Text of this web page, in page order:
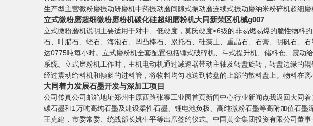
生产型主营微粉磨振动研磨机中药振动磨间隙式振动磨连续式振动磨纳米粉碎机超细磨
立式微粉磨超细微粉磨粉机碳化硅超细磨粉机大同新荣区机械g007
立式微粉磨机说明主要适用于对中、低硬度，莫氏硬度≤6级的非易燃易爆的脆性物料
石、叶腊石、蛭石、海泡石、凹凸棒石、累托石、硅藻土、重晶石、石膏、明矾石、
达0775吨每小时。立式磨粉机全套配置包括锤式破碎机、斗式提升机、储料仓、震
系统。立式磨粉机工作时，主机电动机通过减速器带动主轴及转盘旋转，转盘边缘的
经过震动给料机和倾斜的进料管，将物料均匀地送到转盘的上部的散料盘上。物料在
大同着力发展石墨开发与深加工项目
公司传真公司邮箱地址郑州中原西路张寨工业园首页新闻中心行业新闻点我返回大同
碳石墨和1万吨高纯石墨及建设柔性石墨、锂电池负极、高纯微粉石墨等高附加值石
王克建，市委常委、统战部长姚生平等出席签约仪式。中国黄金集团投资有限公司董